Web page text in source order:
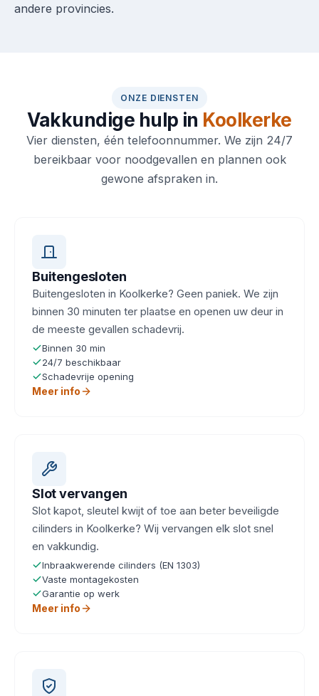
andere provincies.
ONZE DIENSTEN
Vakkundige hulp in Koolkerke
Vier diensten, één telefoonnummer. We zijn 24/7
bereikbaar voor noodgevallen en plannen ook
gewone afspraken in.
Buitengesloten
Buitengesloten in Koolkerke? Geen paniek. We zijn
binnen 30 minuten ter plaatse en openen uw deur in
de meeste gevallen schadevrij.
Binnen 30 min
24/7 beschikbaar
Schadevrije opening
Meer info
Slot vervangen
Slot kapot, sleutel kwijt of toe aan beter beveiligde
cilinders in Koolkerke? Wij vervangen elk slot snel
en vakkundig.
Inbraakwerende cilinders (EN 1303)
Vaste montagekosten
Garantie op werk
Meer info